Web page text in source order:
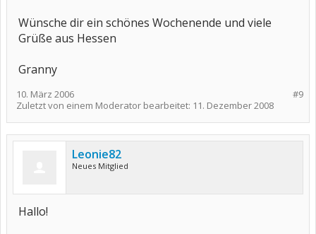
Wünsche dir ein schönes Wochenende und viele
Grüße aus Hessen
Granny
#9
10. März 2006
Zuletzt von einem Moderator bearbeitet: 11. Dezember 2008
Leonie82
Neues Mitglied
Hallo!